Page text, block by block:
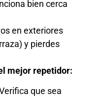
bien cerca
en exteriores
y pierdes
mejor repetidor:
que sea